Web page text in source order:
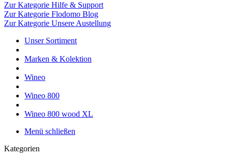
Zur Kategorie Hilfe & Support
Zur Kategorie Flodomo Blog
Zur Kategorie Unsere Austellung
Unser Sortiment
Marken & Kolektion
Wineo
Wineo 800
Wineo 800 wood XL
Menü schließen
Kategorien